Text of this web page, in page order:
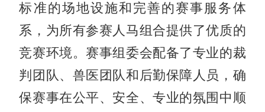
标准的场地设施和完善的赛事服务体
系，为所有参赛人马组合提供了优质的
竞赛环境。赛事组委会配备了专业的裁
判团队、兽医团队和后勤保障人员，确
保赛事在公平、安全、专业的氛围中顺